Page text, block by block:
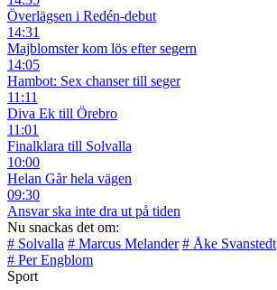
Överlägsen i Redén-debut
14:31
Majblomster kom lös efter segern
14:05
Hambot: Sex chanser till seger
11:11
Diva Ek till Örebro
11:01
Finalklara till Solvalla
10:00
Helan Går hela vägen
09:30
Ansvar ska inte dra ut på tiden
Nu snackas det om:
# Solvalla # Marcus Melander # Åke Svanstedt
# Per Engblom
Sport